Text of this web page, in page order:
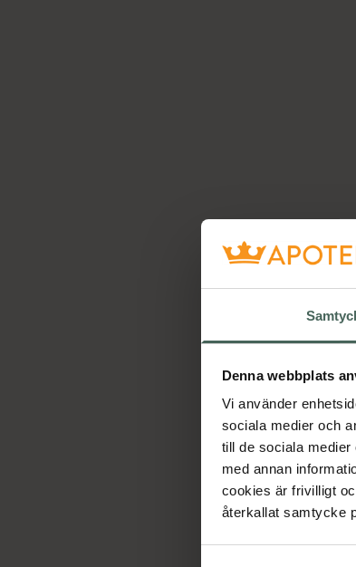
Denna webbplats
Vi använder
sociala medier och
till de sociala
med annan
cookies är frivilligt
återkallat samtycke